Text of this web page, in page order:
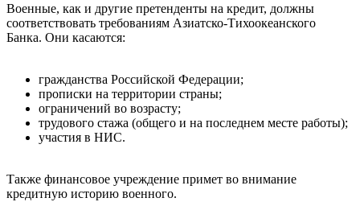
Военные, как и другие претенденты на кредит, должны
соответствовать требованиям Азиатско-Тихоокеанского
Банка. Они касаются:
гражданства Российской Федерации;
прописки на территории страны;
ограничений во возрасту;
трудового стажа (общего и на последнем месте работы);
участия в НИС.
Также финансовое учреждение примет во внимание
кредитную историю военного.